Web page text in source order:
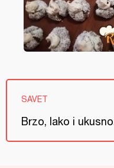
SAVET
Brzo, lako i